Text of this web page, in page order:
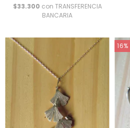
$33.300 con TRANSFERENCIA
BANCARIA
16%